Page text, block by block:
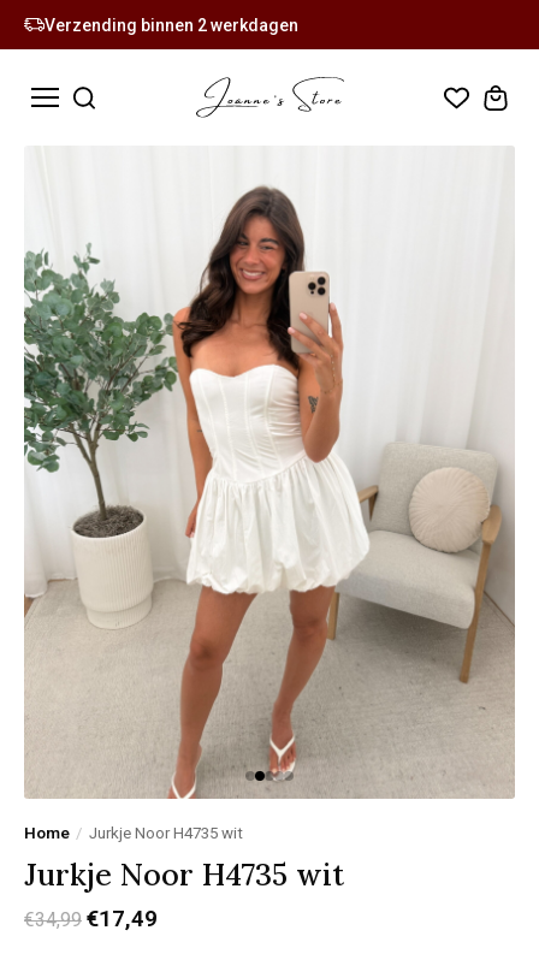
Verzending binnen 2 werkdagen
Home / Jurkje Noor H4735 wit
Jurkje Noor H4735 wit
€34,99 €17,49